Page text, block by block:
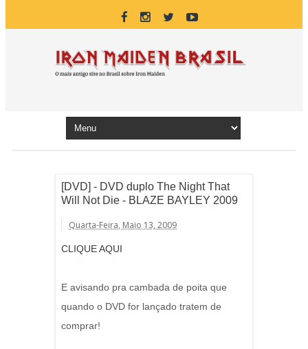
[DVD] - DVD duplo The Night That
Will Not Die - BLAZE BAYLEY 2009
Quarta-Feira, Maio 13, 2009
CLIQUE AQUI
E avisando pra cambada de poita que
quando o DVD for lançado tratem de
comprar!